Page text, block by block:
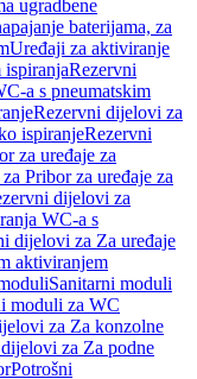
ugradbene
baterijama, za
Uređaji za aktiviranje
ispiranjaRezervni
a s pneumatskim
Rezervni dijelovi za
ispiranjeRezervni
za uređaje za
Pribor za uređaje za
dijelovi za
WC-a s
dijelovi za Za uređaje
aktiviranjem
Sanitarni moduli
moduli za WC
za Za konzolne
za Za podne
Potrošni